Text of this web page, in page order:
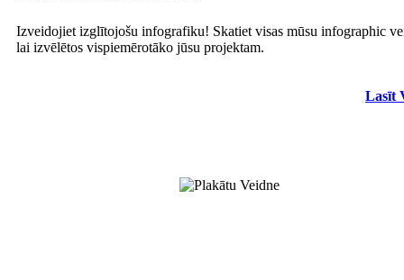
Izveidojiet izglītojošu infografiku! Skatiet visas mūsu infographic
lai izvēlētos vispiemērotāko jūsu projektam.
Lasīt